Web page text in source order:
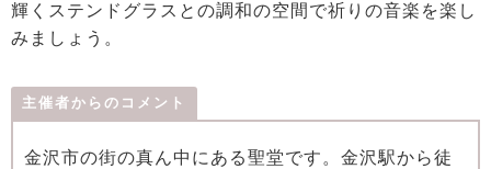
輝くステンドグラスとの調和の空間で祈りの音楽を楽し
みましょう。
主催者からのコメント
金沢市の街の真ん中にある聖堂です。金沢駅から徒